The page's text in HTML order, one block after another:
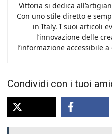
Vittoria si dedica
Con uno stile diretto e
in Italy. I suoi articoli
l’innovazione delle
l’informazione accessibile
Condividi con i tuoi